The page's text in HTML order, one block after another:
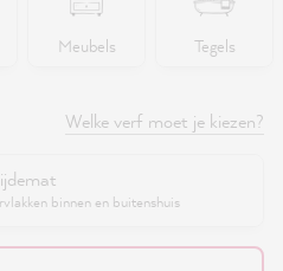
Meubels Tegels
Welke verf moet je kiezen?
binnen en buitenshuis